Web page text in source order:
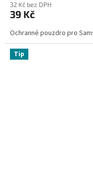
32 Kč bez DPH
39 Kč
Ochranné pouzdro pro
Tip